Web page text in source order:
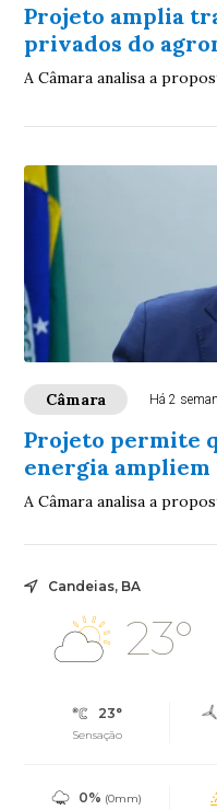
Projeto amplia
privados do
A Câmara analisa a
Câmara Há 2
Projeto permite
energia ampliem
A Câmara analisa a
Candeias, BA
23°
23°
Sensação
0% (0mm)